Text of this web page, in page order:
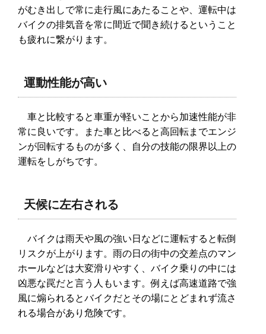
がむき出しで常に走行風にあたることや、運転中は
バイクの排気音を常に間近で聞き続けるということ
も疲れに繋がります。
運動性能が高い
車と比較すると車重が軽いことから加速性能が非
常に良いです。また車と比べると高回転までエンジ
ンが回転するものが多く、自分の技能の限界以上の
運転をしがちです。
天候に左右される
バイクは雨天や風の強い日などに運転すると転倒
リスクが上がります。雨の日の街中の交差点のマン
ホールなどは大変滑りやすく、バイク乗りの中には
凶悪な罠だと言う人もいます。例えば高速道路で強
風に煽られるとバイクだとその場にとどまれず流さ
れる場合があり危険です。